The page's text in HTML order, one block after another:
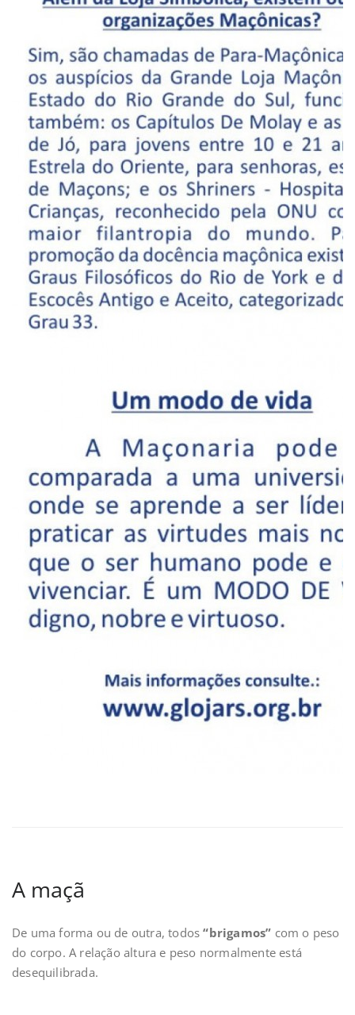
A maçã
De uma forma ou de outra, todos“brigamos” com o peso
do corpo. A relação altura e peso normalmente está
desequilibrada.